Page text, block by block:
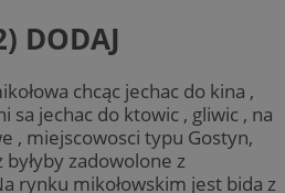
DODAJ
chcąc jechac do kina ,
sa jechac do ktowic , gliwic , na
, miejscowosci typu Gostyn,
zadowolone z
rynku mikołowskim jest bida z